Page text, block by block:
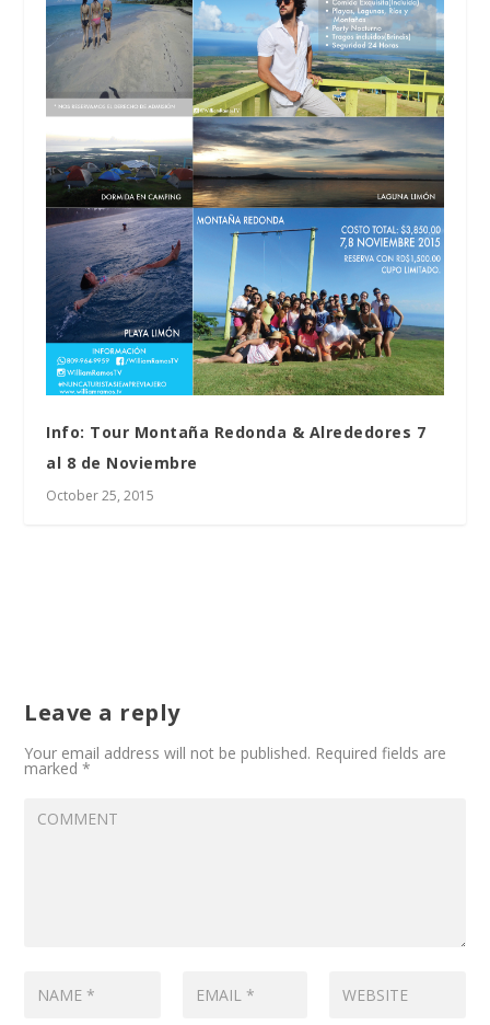
Info: Tour Montaña Redonda & Alrededores 7
al 8 de Noviembre
October 25, 2015
Leave a reply
Your email address will not be published. Required fields are
marked*